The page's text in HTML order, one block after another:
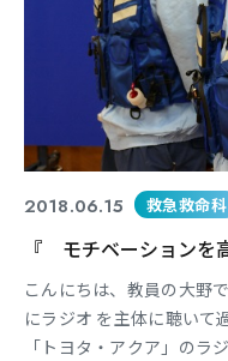
2018.06.15 救急救命科
『 モチベーションを
こんにちは、教員の大野
にラジオ を主体に聴いて
「トヨタ・アクア」のラ